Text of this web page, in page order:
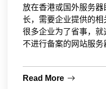
放在香港或国外服务
长，需要企业提供的
很多企业为了省事，就
不进行备案的网站服
Read More